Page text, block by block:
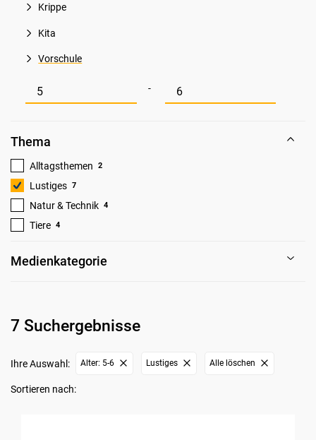
Krippe
Kita
Vorschule
Mindestwert für Alter -
Maximalwert für Alter
Thema
Alltagsthemen 2
Lustiges 7
Natur & Technik 4
Tiere 4
Medienkategorie
7 Suchergebnisse
Ihre Auswahl: Alter: 5-6 Lustiges Alle löschen
Sortieren nach: